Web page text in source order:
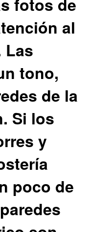
fotos de
al
Las
tono,
de la
Si los
y
poco de